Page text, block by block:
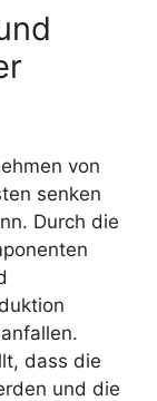
von
senken
Durch die
dass die
und die